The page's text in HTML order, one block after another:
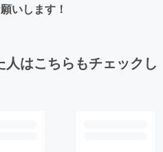
いします！
はこちらもチェックし